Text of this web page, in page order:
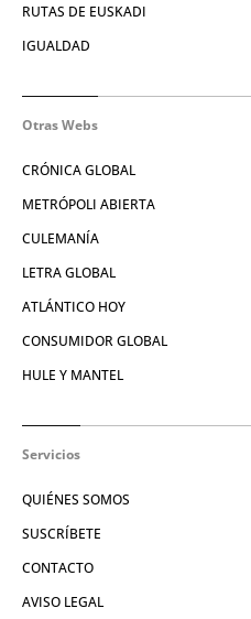
RUTAS DE EUSKADI
IGUALDAD
Otras Webs
CRÓNICA GLOBAL
METRÓPOLI ABIERTA
CULEMANÍA
LETRA GLOBAL
ATLÁNTICO HOY
CONSUMIDOR GLOBAL
HULE Y MANTEL
Servicios
QUIÉNES SOMOS
SUSCRÍBETE
CONTACTO
AVISO LEGAL